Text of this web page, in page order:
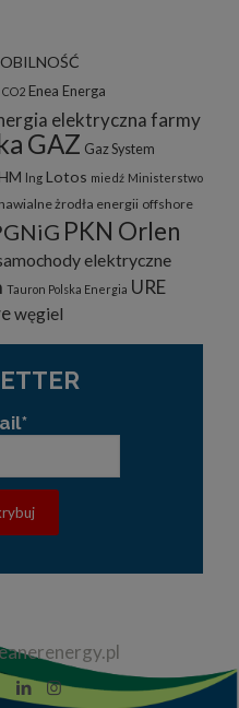
Enea Energa
elektrycznafarmy
GAZ Gaz System
lng Lotos miedź Ministerstwo
żrodła energii offshore
PKN Orlen
elektryczne
Tauron Polska Energia URE
węgiel